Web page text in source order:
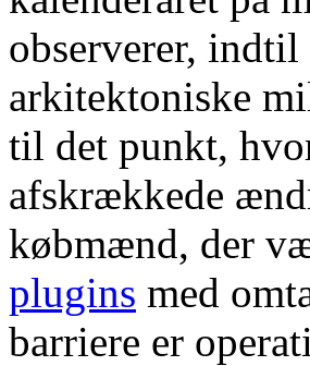
observerer,
arkitektoniske
til det punkt,
afskrækkede
købmænd, der
plugins med
barriere er